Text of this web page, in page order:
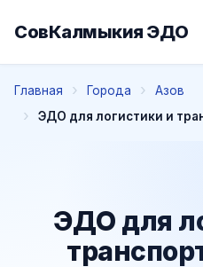
СовКалмыкия ЭДО
Главная Города
Азов
ЭДО для логистики и
ЭДО для